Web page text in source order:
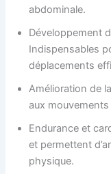
abdominale.
Développement
Indispensables
déplacements
Amélioration de
aux
Endurance et
et permettent
physique.